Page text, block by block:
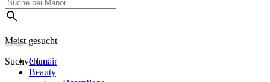
Meist gesucht
Suchverlauf
Comair
Beauty